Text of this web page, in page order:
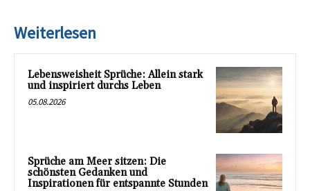
Weiterlesen
Lebensweisheit Sprüche: Allein stark
und inspiriert durchs Leben
05.08.2026
Sprüche am Meer sitzen: Die
schönsten Gedanken und
Inspirationen für entspannte Stunden